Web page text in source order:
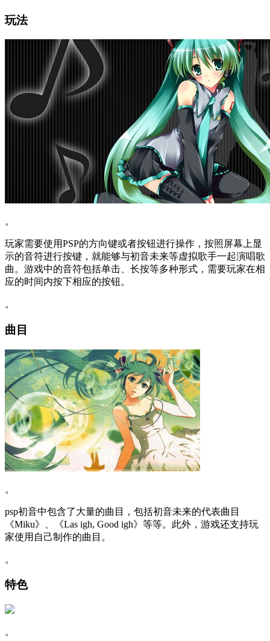
玩法
。
玩家需要使用PSP的方向键或者按钮进行操作，按照屏幕上显
示的音符进行按键，就能够与初音未来等虚拟歌手一起演唱歌
曲。游戏中的音符包括单击、长按等多种形式，需要玩家在相
应的时间内按下相应的按钮。
。
曲目
。
psp初音中包含了大量的曲目，包括初音未来的代表曲目
《Miku》、《Las igh, Good igh》等等。此外，游戏还支持玩
家使用自己制作的曲目。
。
特色
。